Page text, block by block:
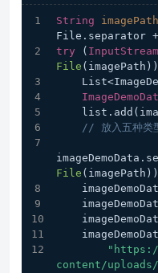
String imagePath
File.separator
try ( InputStream
File
// 放入五种类
File
"https://
content/uploads/